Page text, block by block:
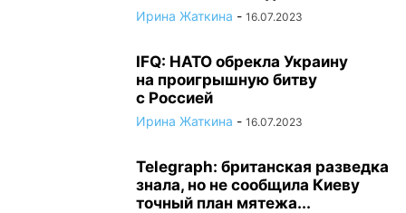
Ирина Жаткина - 16.07.2023
IFQ: НАТО обрекла Украину
на проигрышную битву
с Россией
Ирина Жаткина - 16.07.2023
Telegraph: британская разведка
знала, но не сообщила Киеву
точный план мятежа...